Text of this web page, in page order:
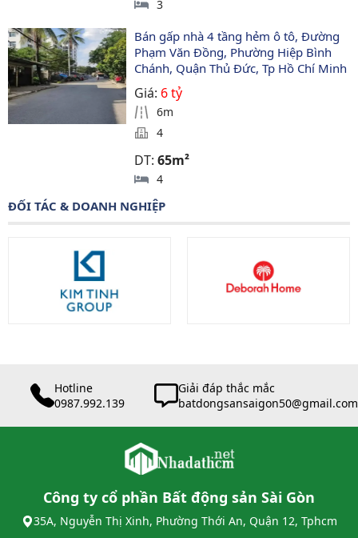
3
Bán gấp nhà 4 tầng hẻm ô tô, Đường
Phạm Văn Đồng, Phường Hiệp Bình
Chánh, Quận Thủ Đức, Tp Hồ Chí Minh
Giá: 6 tỷ
6m
4
DT:65m²
4
ĐỐI TÁC & DOANH NGHIỆP
Hotline
0987.992.139
Giải đáp thắc mắc
batdongsansaigon50@gmail.com
Công ty cổ phần Bất động sản Sài Gòn
35A, Nguyễn Thị Xinh, Phường Thới An, Quận 12, Tphcm